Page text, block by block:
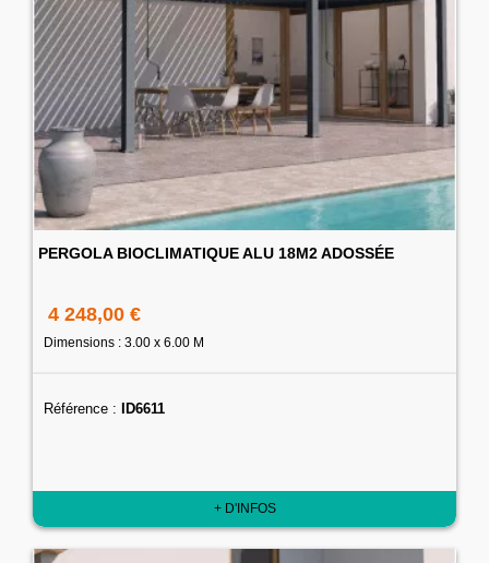
PERGOLA BIOCLIMATIQUE ALU 18M2 ADOSSÉE
4 248,00 €
Dimensions : 3.00 x 6.00 M
Référence : ID6611
+ D'INFOS